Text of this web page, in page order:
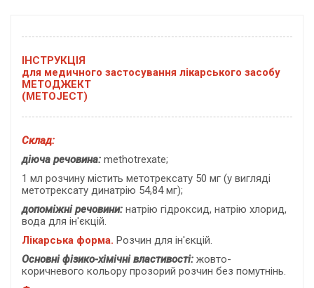
ІНСТРУКЦІЯ
для медичного застосування лікарського засобу
МЕТОДЖЕКТ
(METOJECT)
Склад:
діюча речовина: methotrexate;
1 мл розчину містить метотрексату 50 мг (у вигляді
метотрексату динатрію 54,84 мг);
допоміжні речовини: натрію гідроксид, натрію хлорид,
вода для ін'єкцій.
Лікарська форма. Розчин для ін'єкцій.
Основні фізико-хімічні властивості: жовто-
коричневого кольору прозорий розчин без помутнінь.